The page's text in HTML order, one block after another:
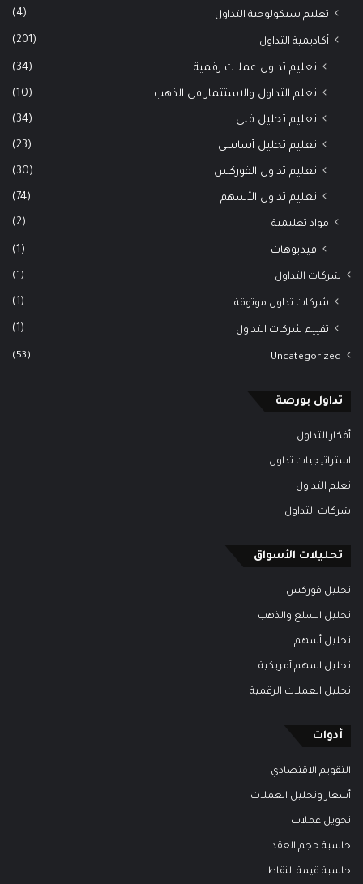
تعليم سيكولوجية التداول (4)
أكاديمية التداول (201)
تعليم تداول عملات رقمية (34)
تعلم التداول والاستثمار في الذهب (10)
تعليم تحليل فني (34)
تعليم تحليل أساسي (23)
تعليم تداول الفوركس (30)
تعليم تداول الأسهم (74)
مواد تعليمية (2)
فيديوهات (1)
شركات التداول (1)
شركات تداول موثوقة (1)
تقييم شركات التداول (1)
Uncategorized
(53)
تداول بورصة
أفكار التداول
استراتيجيات تداول
تعلم التداول
شركات التداول
تحليلات الأسواق
تحليل فوركس
تحليل السلع والذهب
تحليل أسهم
تحليل اسهم أمريكية
تحليل العملات الرقمية
أدوات
التقويم الاقتصادي
أسعار وتحليل العملات
تحويل عملات
حاسبة حجم العقد
حاسبة قيمة النقاط